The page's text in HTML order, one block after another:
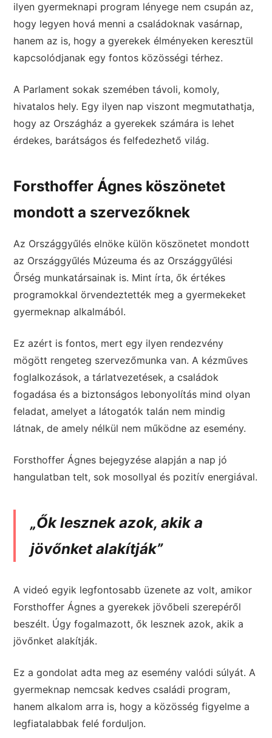
ilyen gyermeknapi program lényege nem csupán az,
hogy legyen hová menni a családoknak vasárnap,
hanem az is, hogy a gyerekek élményeken keresztül
kapcsolódjanak egy fontos közösségi térhez.
A Parlament sokak szemében távoli, komoly,
hivatalos hely. Egy ilyen nap viszont megmutathatja,
hogy az Országház a gyerekek számára is lehet
érdekes, barátságos és felfedezhető világ.
Forsthoffer Ágnes köszönetet
mondott a szervezőknek
Az Országgyűlés elnöke külön köszönetet mondott
az Országgyűlés Múzeuma és az Országgyűlési
Őrség munkatársainak is. Mint írta, ők értékes
programokkal örvendeztették meg a gyermekeket
gyermeknap alkalmából.
Ez azért is fontos, mert egy ilyen rendezvény
mögött rengeteg szervezőmunka van. A kézműves
foglalkozások, a tárlatvezetések, a családok
fogadása és a biztonságos lebonyolítás mind olyan
feladat, amelyet a látogatók talán nem mindig
látnak, de amely nélkül nem működne az esemény.
Forsthoffer Ágnes bejegyzése alapján a nap jó
hangulatban telt, sok mosollyal és pozitív energiával.
„Ők lesznek azok, akik a
jövőnket alakítják”
A videó egyik legfontosabb üzenete az volt, amikor
Forsthoffer Ágnes a gyerekek jövőbeli szerepéről
beszélt. Úgy fogalmazott, ők lesznek azok, akik a
jövőnket alakítják.
Ez a gondolat adta meg az esemény valódi súlyát. A
gyermeknap nemcsak kedves családi program,
hanem alkalom arra is, hogy a közösség figyelme a
legfiatalabbak felé forduljon.